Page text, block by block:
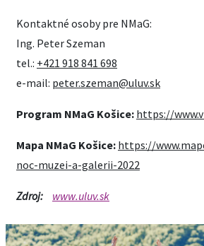
Kontaktné osoby pre NMaG:
Ing. Peter Szeman
tel.: +421 918 841 698
e-mail: peter.szeman@uluv.sk
Program NMaG Košice: https://
Mapa NMaG Košice: https://
noc-muzei-a-galerii-2022
Zdroj: www.uluv.sk